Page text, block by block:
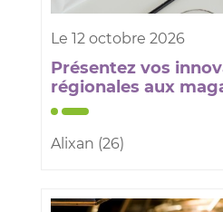
Le 12 octobre 2026
Présentez vos
régionales aux
Alixan (26)